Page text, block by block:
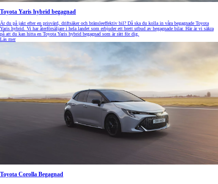
Toyota Yaris hybrid begagnad
Är du på jakt efter en prisvärd, driftsäker och bränsleeffektiv bil? Då ska du kolla in våra begagnade Toyota
Yaris hybrid. Vi har återförsäljare i hela landet som erbjuder ett brett utbud av begagnade bilar. Här är vi säkra
på att du kan hitta en Toyota Yaris hybrid begagnad som är rätt för dig.
Läs mer
Toyota Corolla Begagnad